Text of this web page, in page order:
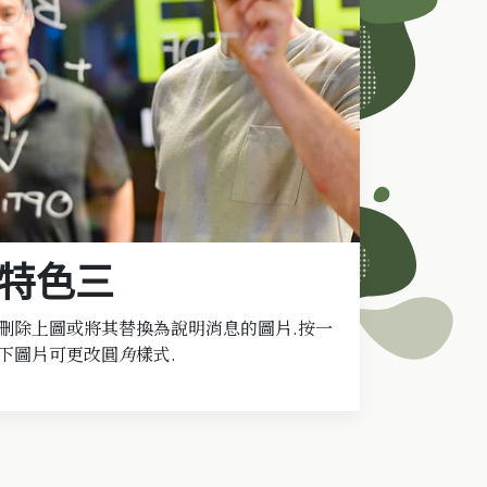
色三
除上圖或將其替換為說明消息的圖片.按一
圖片可更改圓角樣式.